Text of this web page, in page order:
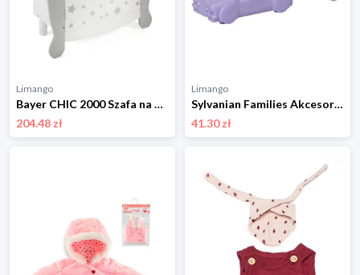
Limango
Bayer CHIC 2000 Szafa na ubranka dla lalek - 3+ rozmiar: onesize
204.48 zł
Limango
Sylvanian Families Akcesoria dla lalek "Reindeer twins" - 3+ rozmiar: onesize
41.30 zł